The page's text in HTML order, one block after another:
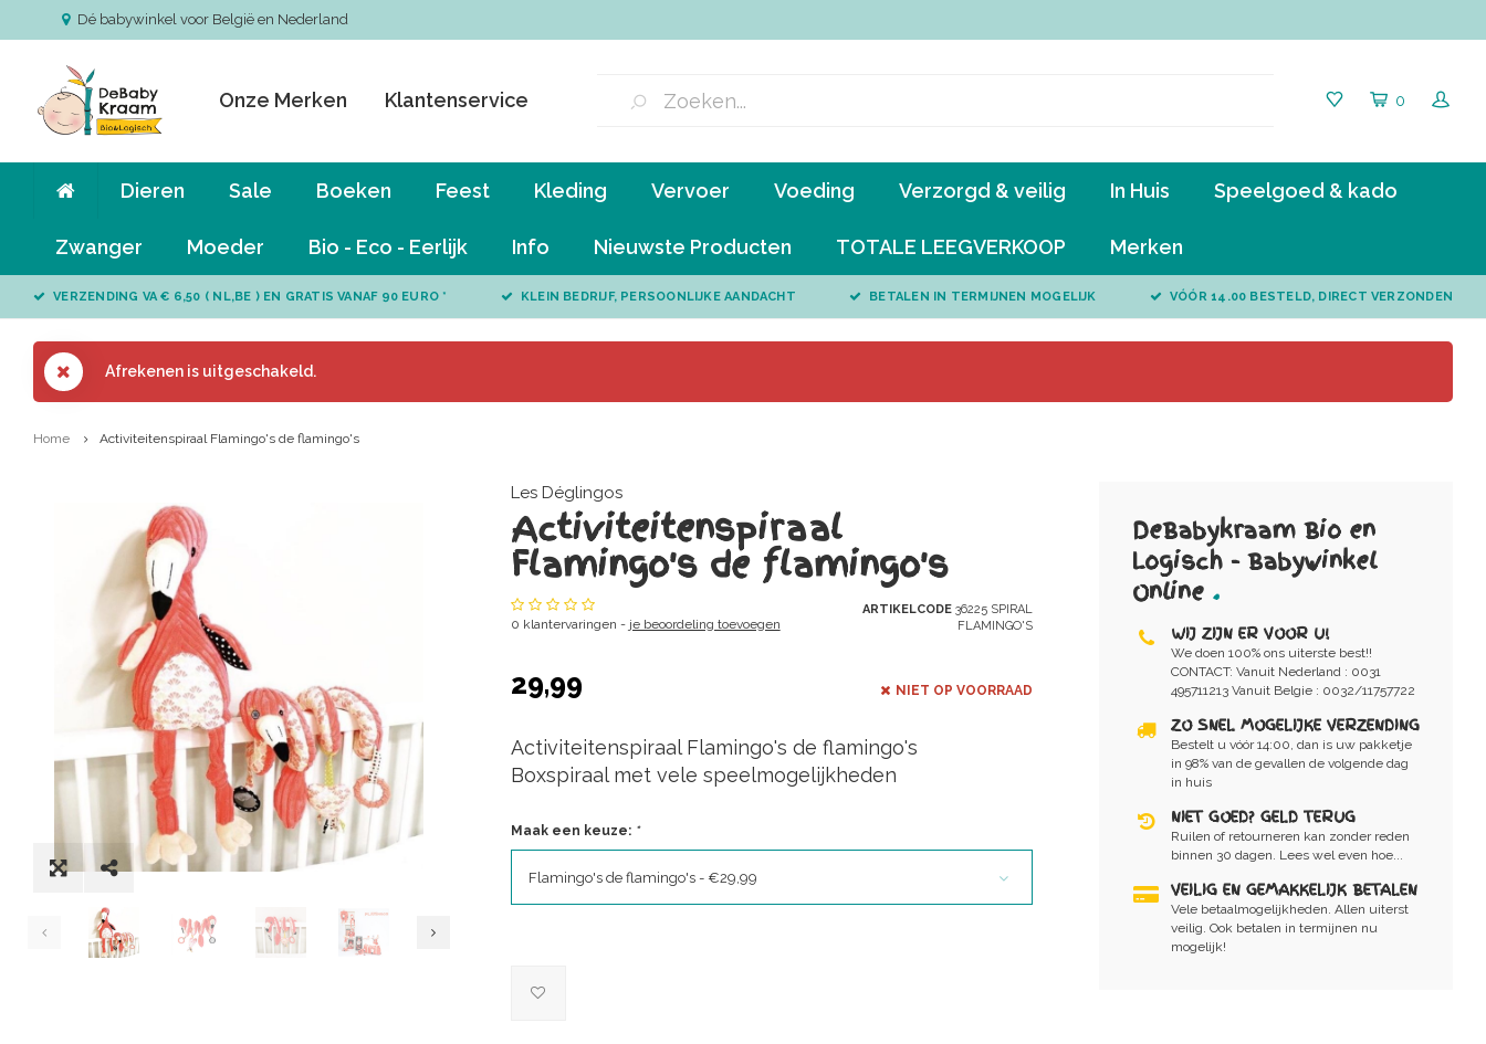
Dé babywinkel voor België en Nederland
Onze Merken Klantenservice 0
Dieren Sale Boeken Feest Kleding Vervoer Voeding Verzorgd & veilig In Huis Speelgoed & kado
Zwanger Moeder Bio - Eco - Eerlijk Info Nieuwste Producten TOTALE LEEGVERKOOP Merken
VERZENDING VA € 6,50 ( NL,BE ) EN GRATIS VANAF 90 EURO * KLEIN BEDRIJF, PERSOONLIJKE AANDACHT BETALEN IN TERMIJNEN MOGELIJK VÓÓR 14.00 BESTELD, DIRECT VERZONDEN
Afrekenen is uitgeschakeld.
Home Activiteitenspiraal Flamingo's de flamingo's
Les Déglingos
Activiteitenspiraal
Flamingo's de flamingo's
0 klantervaringen - je beoordeling toevoegen
ARTIKELCODE36225 SPIRAL
FLAMINGO'S
29,99 NIET OP VOORRAAD
Activiteitenspiraal Flamingo's de flamingo's
Boxspiraal met vele speelmogelijkheden
Maak een keuze: *
Flamingo's de flamingo's - €29,99
DeBabykraam Bio en
Logisch - Babywinkel
Online .
WIJ ZIJN ER VOOR U!
We doen 100% ons uiterste best!!
CONTACT: Vanuit Nederland : 0031
495711213 Vanuit Belgie : 0032/11757722
ZO SNEL MOGELIJKE VERZENDING
Bestelt u vóór 14:00, dan is uw pakketje
in 98% van de gevallen de volgende dag
in huis
NIET GOED? GELD TERUG
Ruilen of retourneren kan zonder reden
binnen 30 dagen. Lees wel even hoe...
VEILIG EN GEMAKKELIJK BETALEN
Vele betaalmogelijkheden. Allen uiterst
veilig. Ook betalen in termijnen nu
mogelijk!